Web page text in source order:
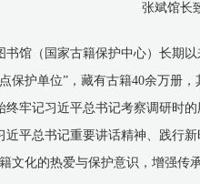
张斌馆长
馆（国家古籍保护中心）长期
护单位”，藏有古籍40余万册
牢记习近平总书记考察调研时
近平总书记重要讲话精神、践行
文化的热爱与保护意识，增强传